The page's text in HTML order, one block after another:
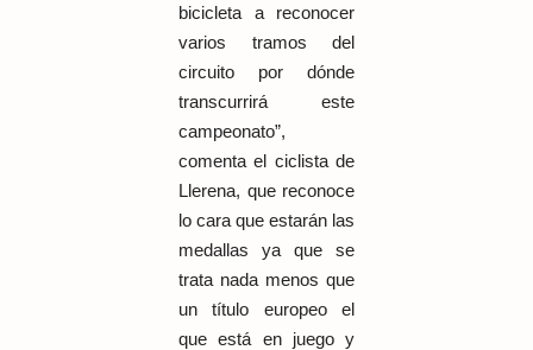
bicicleta a reconocer
varios tramos del
circuito por dónde
transcurrirá este
campeonato”,
comenta el ciclista de
Llerena, que reconoce
lo cara que estarán las
medallas ya que se
trata nada menos que
un título europeo el
que está en juego y